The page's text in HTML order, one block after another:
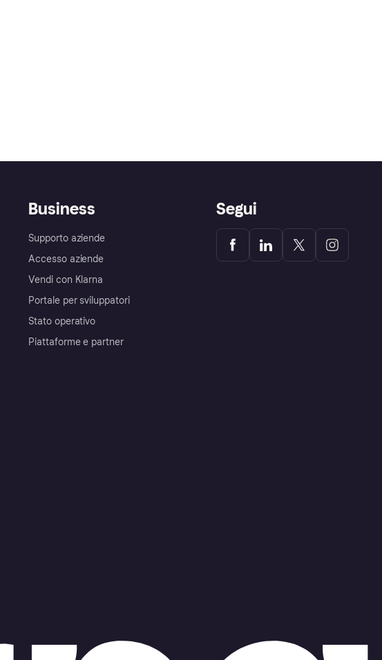
Business
Supporto aziende
Accesso aziende
Vendi con Klarna
Portale per sviluppatori
Stato operativo
Piattaforme e partner
Segui